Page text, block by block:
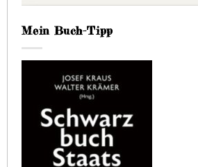
Mein Buch-Tipp